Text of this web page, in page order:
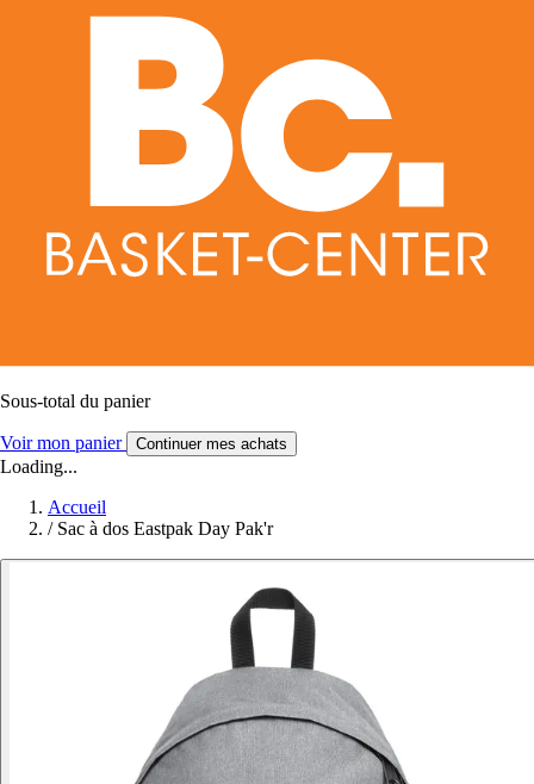
Sous-total du panier
Voir mon panier Continuer mes achats
Loading...
Accueil
/ Sac à dos Eastpak Day Pak'r